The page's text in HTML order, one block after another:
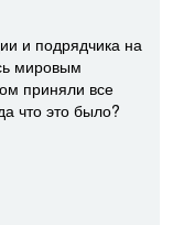
и подрядчика на
мировым
приняли все
что это было?